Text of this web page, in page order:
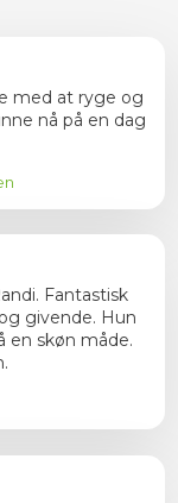
med at ryge og
nå på en dag
Fantastisk
givende. Hun
en skøn måde.